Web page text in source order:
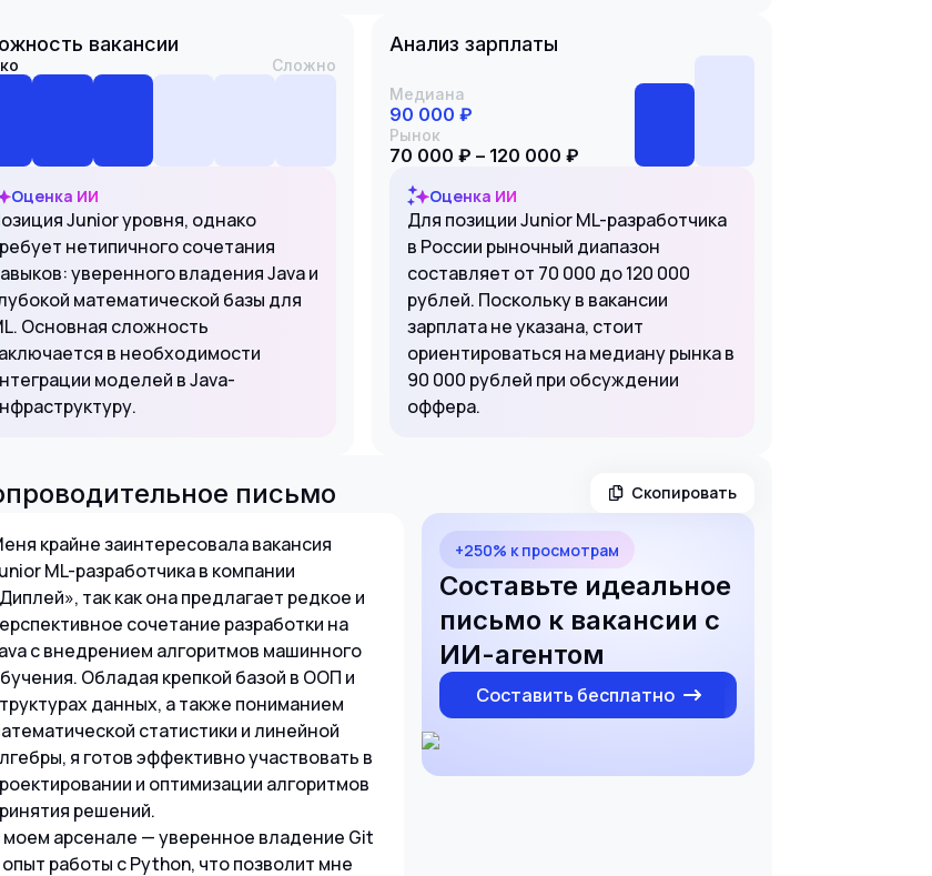
вакансии
Сложно
Оценка ИИ
Junior уровня, однако
нетипичного сочетания
уверенного владения Java и
математической базы для
Основная сложность
в необходимости
моделей в Java-
Анализ зарплаты
Медиана
90 000 ₽
Рынок
70 000 ₽ – 120 000 ₽
Оценка ИИ
Для позиции Junior ML-разработчика
в России рыночный диапазон
составляет от 70 000 до 120 000
рублей. Поскольку в вакансии
зарплата не указана, стоит
ориентироваться на медиану рынка в
90 000 рублей при обсуждении
оффера.
письмо Скопировать
крайне заинтересовала вакансия
ML-разработчика в компании
так как она предлагает редкое и
сочетание разработки на
с внедрением алгоритмов машинного
Обладая крепкой базой в ООП и
данных, а также пониманием
статистики и линейной
я готов эффективно участвовать в
и оптимизации алгоритмов
решений.
моем арсенале — уверенное владение Git
опыт работы с Python, что позволит мне
+250% к просмотрам
Составьте идеальное
письмо к вакансии с
ИИ-агентом
Составить бесплатно